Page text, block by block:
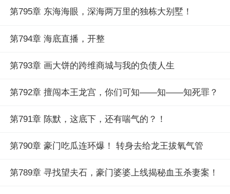
第795章 东海海眼，深海两万里的独栋大别墅！
第794章 海底直播，开整
第793章 画大饼的跨维商城与我的负债人生
第792章 擅闯本王龙宫，你们可知——知——知死罪？
第791章 陈默，这底下，还有喘气的？！
第790章 豪门吃瓜连环爆！ 转身去给龙王拔氧气管
第789章 寻找望夫石，豪门婆婆上线揭秘血玉杀妻案！